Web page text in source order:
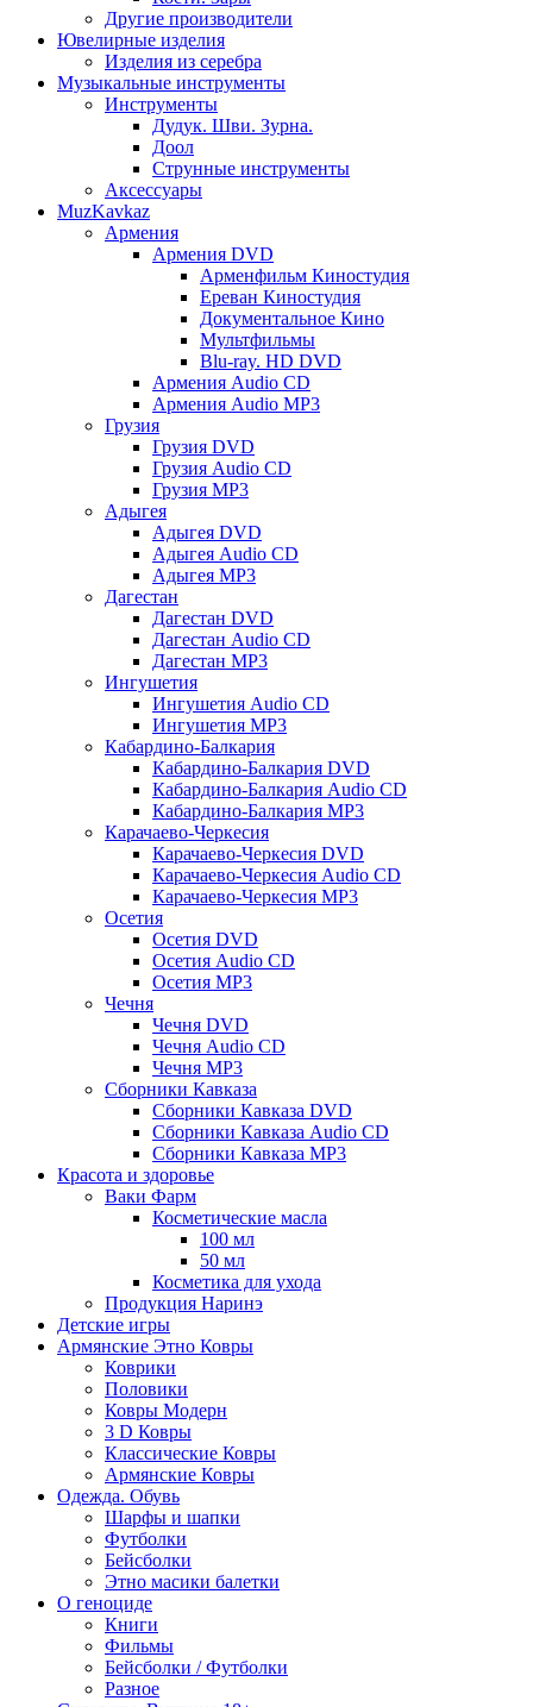
Другие производители
Ювелирные изделия
Изделия из серебра
Музыкальные инструменты
Инструменты
Дудук. Шви. Зурна.
Доол
Струнные инструменты
Аксессуары
MuzKavkaz
Армения
Армения DVD
Арменфильм Киностудия
Ереван Киностудия
Документальное Кино
Мультфильмы
Blu-ray. HD DVD
Армения Audio CD
Армения Audio MP3
Грузия
Грузия DVD
Грузия Audio CD
Грузия MP3
Адыгея
Адыгея DVD
Адыгея Audio CD
Адыгея MP3
Дагестан
Дагестан DVD
Дагестан Audio CD
Дагестан MP3
Ингушетия
Ингушетия Audio CD
Ингушетия MP3
Кабардино-Балкария
Кабардино-Балкария DVD
Кабардино-Балкария Audio CD
Кабардино-Балкария MP3
Карачаево-Черкесия
Карачаево-Черкесия DVD
Карачаево-Черкесия Audio CD
Карачаево-Черкесия MP3
Осетия
Осетия DVD
Осетия Audio CD
Осетия MP3
Чечня
Чечня DVD
Чечня Audio CD
Чечня MP3
Сборники Кавказа
Сборники Кавказа DVD
Сборники Кавказа Audio CD
Сборники Кавказа MP3
Красота и здоровье
Ваки Фарм
Косметические масла
100 мл
50 мл
Косметика для ухода
Продукция Наринэ
Детские игры
Армянские Этно Ковры
Коврики
Половики
Ковры Модерн
3 D Ковры
Классические Ковры
Армянские Ковры
Одежда. Обувь
Шарфы и шапки
Футболки
Бейсболки
Этно масики балетки
О геноциде
Книги
Фильмы
Бейсболки / Футболки
Разное